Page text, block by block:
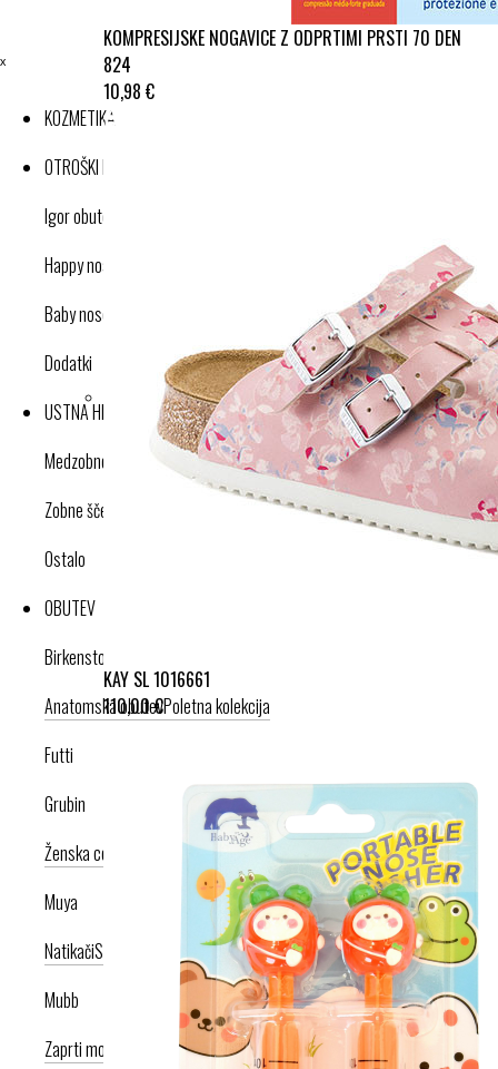
KOMPRESIJSKE NOGAVICE Z ODPRTIMI PRSTI 70 DEN
824
10,98 €
KAY SL 1016661
110,00 €
ˣ
KOZMETIKA
OTROŠKI IZDELKI
Igor obutev
Happy nose cleaner
Baby nose cleaner
Dodatki
USTNA HIGIENA
Medzobne ščetke
Zobne ščetke
Ostalo
OBUTEV
Birkenstock
Anatomska obutevPoletna kolekcija
Futti
Grubin
Ženska celoletna kolekcijaMoška celoletna kolekcijaNogavice
Muya
NatikačiSrednje visoka petaVisoka peta
Mubb
Zaprti modeli
Odprti modeliZamenljivi vložkiCopati